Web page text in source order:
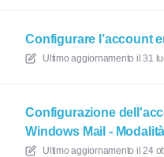
Configurare l’account
Ultimo aggiornamento il 31
Configurazione
Windows Mail -
Ultimo aggiornamento il 24